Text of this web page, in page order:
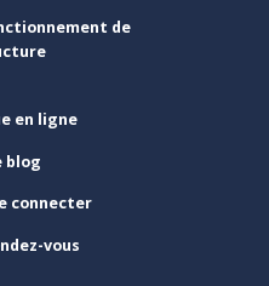
de
en ligne
blog
connecter
vous